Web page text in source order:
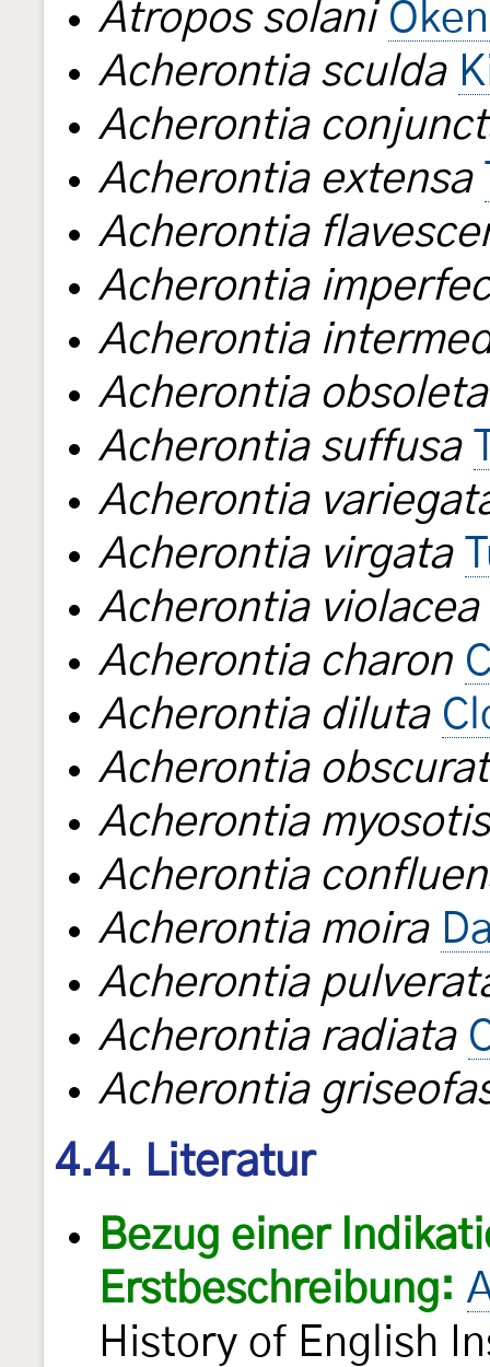
Atropos solani
Acherontia sculda
Acherontia
Acherontia extensa
Acherontia
Acherontia
Acherontia
Acherontia obsoleta
Acherontia suffusa
Acherontia
Acherontia virgata
Acherontia violacea
Acherontia charon
Acherontia diluta
Acherontia
Acherontia myosotis
Acherontia
Acherontia moira
Acherontia
Acherontia radiata
Acherontia
4.4. Literatur
Bezug einer
Erstbeschreibung:
History of English